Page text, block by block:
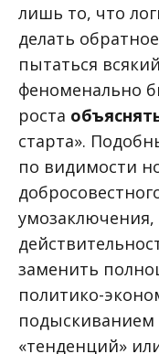
лишь то, что
делать
пытаться
феноменально
роста
старта».
по видимости
умозаключения,
заменить
политико-
подыскиванием
«тенденций»